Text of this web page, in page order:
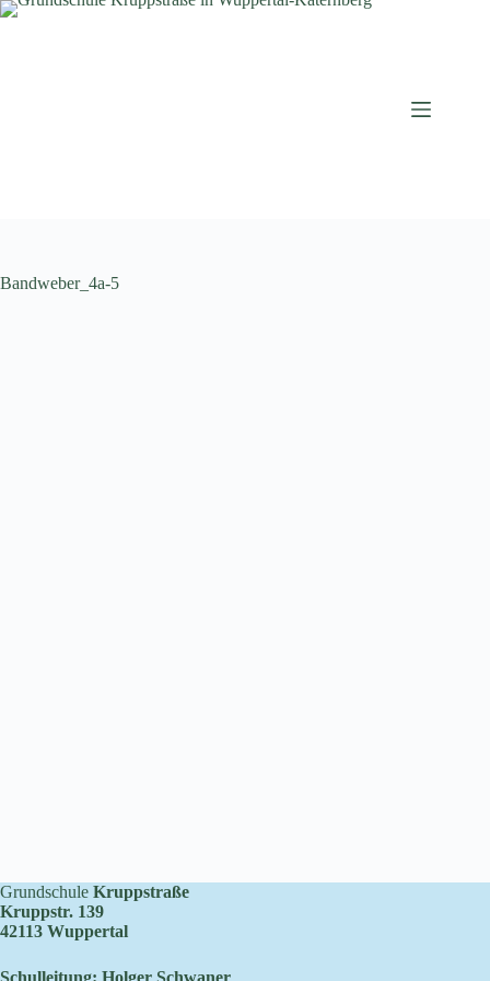
Zum
Bandweber_4a-5
Grundschule Kruppstraße
Kruppstr. 139
42113 Wuppertal
Schulleitung: Holger Schwaner